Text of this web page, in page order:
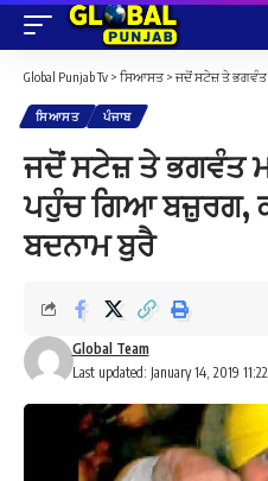
Global Punjab Tv > ਸਿਆਸਤ> ਜਦੋਂ ਸਟੇਜ਼ ਤੇ ਭਗਵੰਤ ਮਾਨ
ਸਿਆਸਤ ਪੰਜਾਬ
ਜਦੋਂ ਸਟੇਜ਼ ਤੇ ਭਗਵੰਤ
ਪਹੁੰਚ ਗਿਆ ਬਜ਼ੁਰਗ,
ਬਦਨਾਮ ਬੁਰੈ
Last updated: January 14, 2019
Global Team